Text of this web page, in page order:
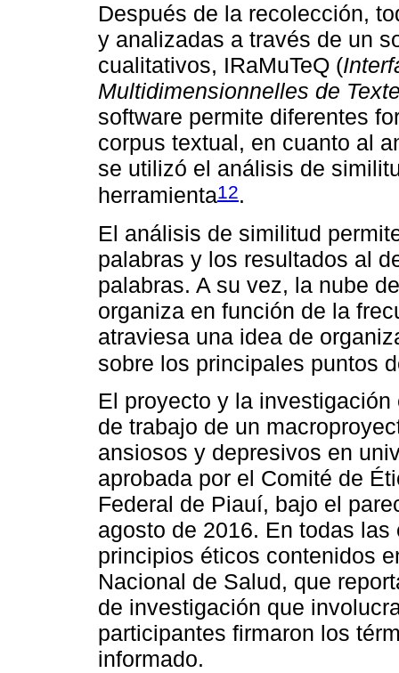
Después de la recolección,
y analizadas a través de un
cualitativos, IRaMuTeQ (
Multidimensionnelles de
software permite diferentes
corpus textual, en cuanto al
se utilizó el análisis de
herramienta12.
El análisis de similitud
palabras y los resultados al
palabras. A su vez, la nube
organiza en función de la
atraviesa una idea de
sobre los principales puntos
El proyecto y la
de trabajo de un
ansiosos y depresivos en
aprobada por el Comité de
Federal de Piauí, bajo el
agosto de 2016. En todas
principios éticos contenidos
Nacional de Salud, que
de investigación que
participantes firmaron los
informado.